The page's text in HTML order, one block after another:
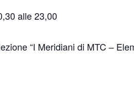
alle 23,00
“I Meridiani di MTC –